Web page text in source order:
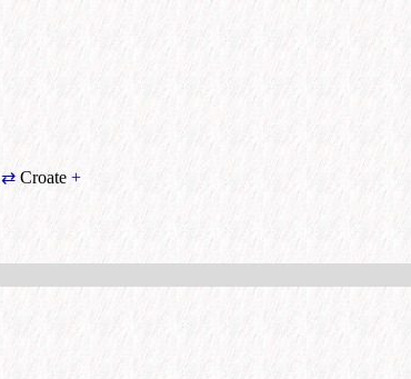
⇄ Croate +